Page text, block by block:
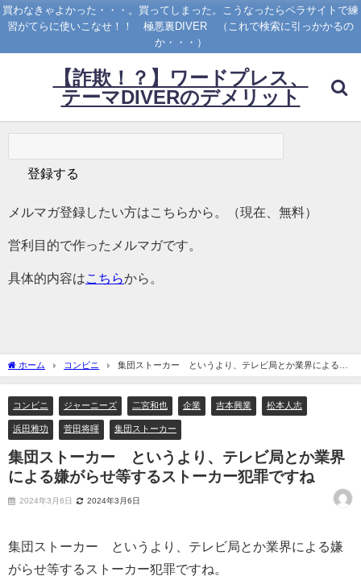
買わなきゃよかった・・・。買ってしまった。こうなったらペラサイトで練
習がてらに使いこなせ！！ 極悪裏DIVER （これで検索に引っかかるの
か・・・）
【詐欺！？】ワードプレス、
テーマDIVERのデメリット
メルマガ登録したい方はこちらから。（現在、無料）
営利目的で作ったメルマガです。
具体的内容は こちらから。
ホーム コンビニ
集団ストーカー というより、テレビ局とか業界による嫌
がらせ等するストーカー犯罪ですね
コンビニ ジャーニーズ 二宮和也 企業 吉本興業 松本人志
浜田雅功 菅田将暉 集団ストーカー
集団ストーカー というより、テレビ局とか業界
による嫌がらせ等するストーカー犯罪ですね
2024年3月6日 2024年3月6日
集団ストーカー というより、テレビ局とか業界による嫌
がらせ等するストーカー犯罪ですね。